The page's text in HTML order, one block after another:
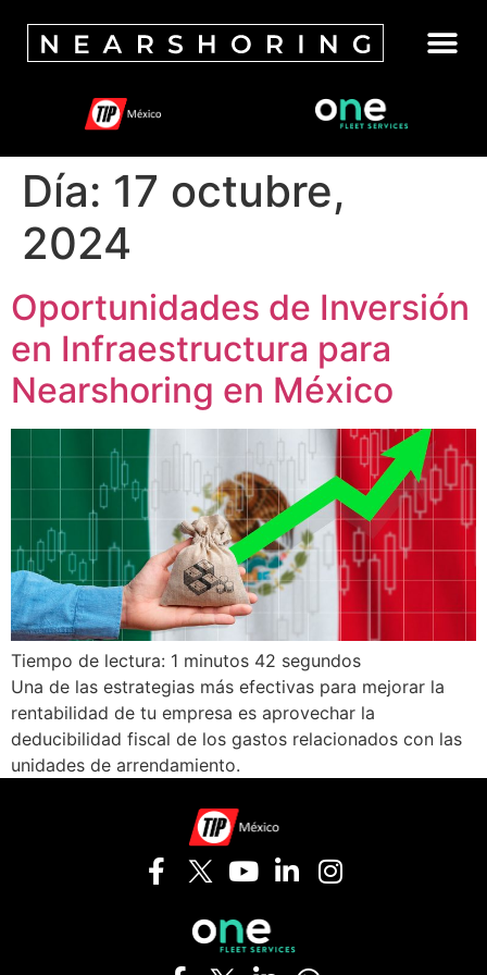
Día: 17 octubre,
2024
Oportunidades de Inversión
en Infraestructura para
Nearshoring en México
Tiempo de lectura: 1 minutos 42 segundos
Una de las estrategias más efectivas para mejorar la
rentabilidad de tu empresa es aprovechar la
deducibilidad fiscal de los gastos relacionados con las
unidades de arrendamiento.